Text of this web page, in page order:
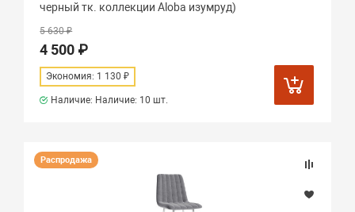
черный тк. коллекции Aloba изумруд)
5 630 ₽
4 500 ₽
Экономия: 1 130 ₽
Наличие: Наличие: 10 шт.
Распродажа